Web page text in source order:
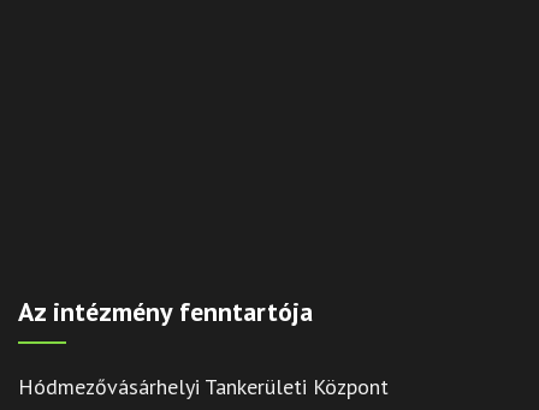
Az intézmény fenntartója
Hódmezővásárhelyi Tankerületi Központ